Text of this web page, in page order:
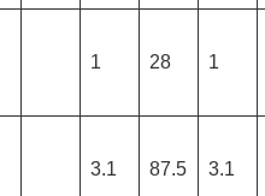
1 28 1
3.1 87.5 3.1